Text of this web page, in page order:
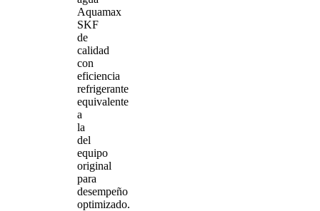
Aquamax
SKF
de
calidad
con
eficiencia
refrigerante
equivalente
a
la
del
equipo
original
para
desempeño
optimizado.